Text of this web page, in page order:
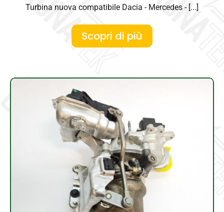
Turbina nuova compatibile Dacia - Mercedes - [...]
Scopri di più